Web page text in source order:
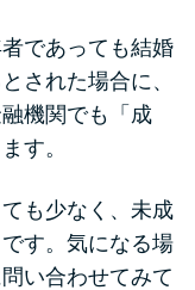
らお金を借り
と借りた場合
とは?判断の目
い理由
であっても結婚
された場合に、
機関でも「成
す。
も少なく、未成
す。気になる場
い合わせてみて